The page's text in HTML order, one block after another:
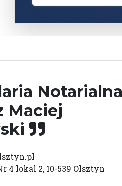
Notarialna
Maciej
4 lokal 2, 10-539 Olsztyn